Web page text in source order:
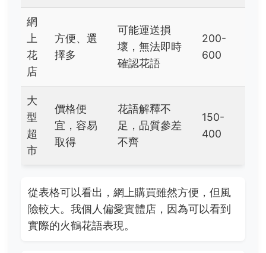
網
上
花
店
方便、選
擇多
可能運送損
壞，無法即時
確認花語
200-
600
大
型
超
市
價格便
宜，容易
取得
花語解釋不
足，品質參差
不齊
150-
400
從表格可以看出，網上購買雖然方便，但風
險較大。我個人偏愛實體店，因為可以看到
實際的火鶴花語表現。